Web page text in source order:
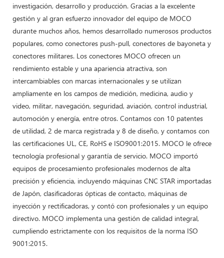
investigación, desarrollo y producción. Gracias a la excelente
gestión y al gran esfuerzo innovador del equipo de MOCO
durante muchos años, hemos desarrollado numerosos productos
populares, como conectores push-pull, conectores de bayoneta y
conectores militares. Los conectores MOCO ofrecen un
rendimiento estable y una apariencia atractiva, son
intercambiables con marcas internacionales y se utilizan
ampliamente en los campos de medición, medicina, audio y
video, militar, navegación, seguridad, aviación, control industrial,
automoción y energía, entre otros. Contamos con 10 patentes
de utilidad, 2 de marca registrada y 8 de diseño, y contamos con
las certificaciones UL, CE, RoHS e ISO9001:2015. MOCO le ofrece
tecnología profesional y garantía de servicio. MOCO importó
equipos de procesamiento profesionales modernos de alta
precisión y eficiencia, incluyendo máquinas CNC STAR importadas
de Japón, clasificadoras ópticas de contacto, máquinas de
inyección y rectificadoras, y contó con profesionales y un equipo
directivo. MOCO implementa una gestión de calidad integral,
cumpliendo estrictamente con los requisitos de la norma ISO
9001:2015.